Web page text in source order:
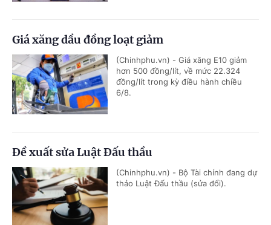
Giá xăng dầu đồng loạt giảm
(Chinhphu.vn) - Giá xăng E10 giảm
hơn 500 đồng/lít, về mức 22.324
đồng/lít trong kỳ điều hành chiều
6/8.
Đề xuất sửa Luật Đấu thầu
(Chinhphu.vn) - Bộ Tài chính đang dự
thảo Luật Đấu thầu (sửa đổi).